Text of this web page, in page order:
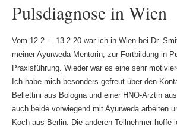
Pulsdiagnose in Wien
Vom 12.2. – 13.2.20 war ich in Wien bei Dr.
meiner Ayurweda-Mentorin, zur Fortbildung in
Praxisführung. Wieder war es eine sehr
Ich habe mich besonders gefreut über den
Bellettini aus Bologna und einer HNO-Ärztin
auch beide vorwiegend mit Ayurweda arbeiten
Koch aus Berlin. Die anderen Teilnehmer hoffe